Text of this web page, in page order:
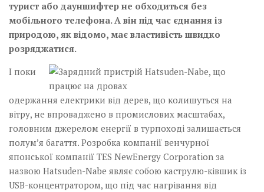
турист або дауншифтер не обходиться без
мобільного телефона. А він під час єднання із
природою, як відомо, має властивість швидко
розряд­жатися.
І поки
одержання електрики від дерев, що колишуться на
вітру, не впроваджено в промислових масштабах,
головним джерелом енергії в турпоході залишається
полум’я багаття. Розробка компанії венчурної
японської компанії TES NewEnergy Corporation за
назвою Hatsuden-Nabe являє собою каструлю-ківшик із
USB-концентратором, що під час нагрівання від